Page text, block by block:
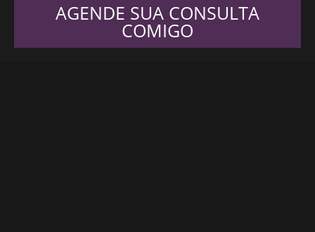
AGENDE SUA CONSULTA
COMIGO